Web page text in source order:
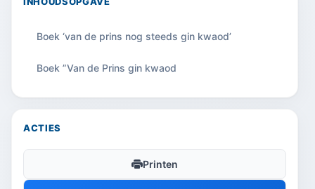
Boek ‘van de prins nog steeds gin kwaod’
Boek ”Van de Prins gin kwaod
ACTIES
Printen